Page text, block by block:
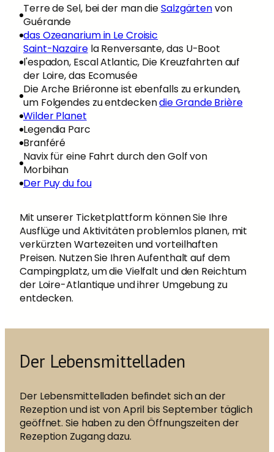
Terre de Sel, bei der man dieSalzgärtenvon
Guérande
das Ozeanarium in Le Croisic
Saint-Nazairela Renversante, das U-Boot
l'espadon, Escal Atlantic, Die Kreuzfahrten auf
der Loire, das Ecomusée
Die Arche Briéronne ist ebenfalls zu erkunden,
um Folgendes zu entdeckendie Grande Brière
Wilder Planet
Legendia Parc
Branféré
Navix für eine Fahrt durch den Golf von
Morbihan
Der Puy du fou
Mit unserer Ticketplattform können Sie Ihre
Ausflüge und Aktivitäten problemlos planen, mit
verkürzten Wartezeiten und vorteilhaften
Preisen. Nutzen Sie Ihren Aufenthalt auf dem
Campingplatz, um die Vielfalt und den Reichtum
der Loire-Atlantique und ihrer Umgebung zu
entdecken.
Der Lebensmittelladen
Der Lebensmittelladen befindet sich an der
Rezeption und ist von April bis September täglich
geöffnet. Sie haben zu den Öffnungszeiten der
Rezeption Zugang dazu.